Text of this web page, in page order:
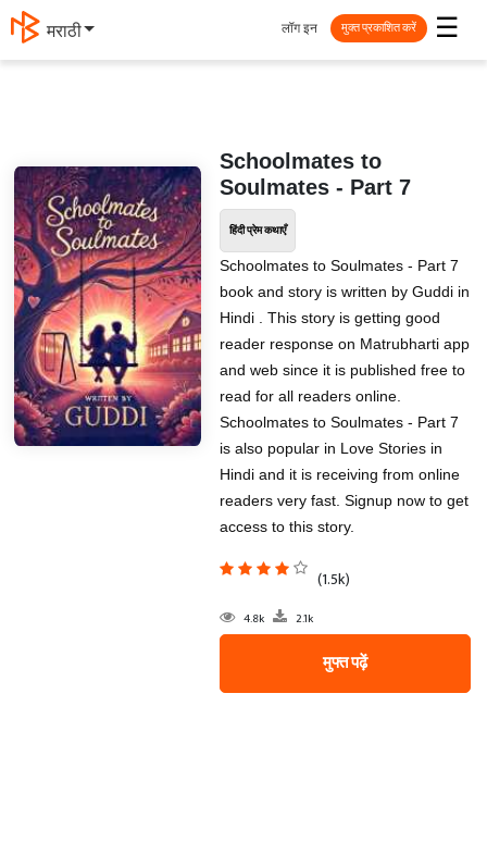
मराठी ☰
लॉग इन मुक्त प्रकाशित करें
Schoolmates to
Soulmates - Part 7
हिंदी प्रेम कथाएँ
Schoolmates to Soulmates - Part 7
book and story is written by Guddi in
Hindi . This story is getting good
reader response on Matrubharti app
and web since it is published free to
read for all readers online.
Schoolmates to Soulmates - Part 7
is also popular in Love Stories in
Hindi and it is receiving from online
readers very fast. Signup now to get
access to this story.
(1.5k)
4.8k 2.1k
मुफ्त पढ़ें